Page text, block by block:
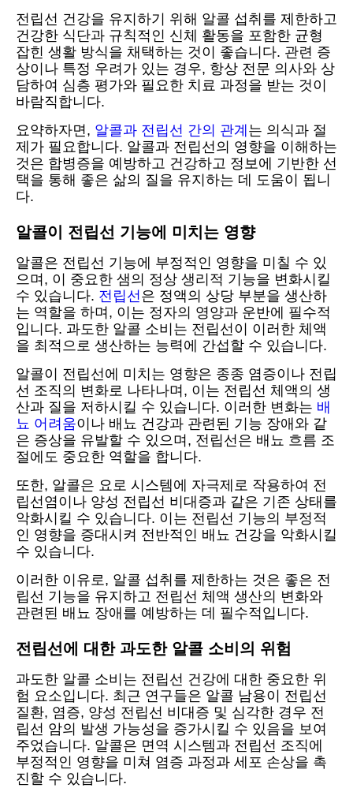
전립선 건강을 유지하기 위해 알콜 섭취를 제한하고
건강한 식단과 규칙적인 신체 활동을 포함한 균형
잡힌 생활 방식을 채택하는 것이 좋습니다. 관련 증
상이나 특정 우려가 있는 경우, 항상 전문 의사와 상
담하여 심층 평가와 필요한 치료 과정을 받는 것이
바람직합니다.
요약하자면, 알콜과 전립선 간의 관계 는 의식과 절
제가 필요합니다. 알콜과 전립선의 영향을 이해하는
것은 합병증을 예방하고 건강하고 정보에 기반한 선
택을 통해 좋은 삶의 질을 유지하는 데 도움이 됩니
다.
알콜이 전립선 기능에 미치는 영향
알콜은 전립선 기능에 부정적인 영향을 미칠 수 있
으며, 이 중요한 샘의 정상 생리적 기능을 변화시킬
수 있습니다. 전립선은 정액의 상당 부분을 생산하
는 역할을 하며, 이는 정자의 영양과 운반에 필수적
입니다. 과도한 알콜 소비는 전립선이 이러한 체액
을 최적으로 생산하는 능력에 간섭할 수 있습니다.
알콜이 전립선에 미치는 영향은 종종 염증이나 전립
선 조직의 변화로 나타나며, 이는 전립선 체액의 생
산과 질을 저하시킬 수 있습니다. 이러한 변화는 배
뇨 어려움이나 배뇨 건강과 관련된 기능 장애와 같
은 증상을 유발할 수 있으며, 전립선은 배뇨 흐름 조
절에도 중요한 역할을 합니다.
또한, 알콜은 요로 시스템에 자극제로 작용하여 전
립선염이나 양성 전립선 비대증과 같은 기존 상태를
악화시킬 수 있습니다. 이는 전립선 기능의 부정적
인 영향을 증대시켜 전반적인 배뇨 건강을 악화시킬
수 있습니다.
이러한 이유로, 알콜 섭취를 제한하는 것은 좋은 전
립선 기능을 유지하고 전립선 체액 생산의 변화와
관련된 배뇨 장애를 예방하는 데 필수적입니다.
전립선에 대한 과도한 알콜 소비의 위험
과도한 알콜 소비는 전립선 건강에 대한 중요한 위
험 요소입니다. 최근 연구들은 알콜 남용이 전립선
질환, 염증, 양성 전립선 비대증 및 심각한 경우 전
립선 암의 발생 가능성을 증가시킬 수 있음을 보여
주었습니다. 알콜은 면역 시스템과 전립선 조직에
부정적인 영향을 미쳐 염증 과정과 세포 손상을 촉
진할 수 있습니다.